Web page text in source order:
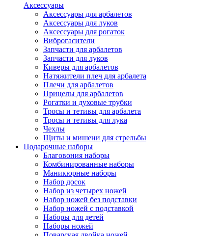
Аксессуары
Аксессуары для арбалетов
Аксессуары для луков
Аксессуары для рогаток
Виброгасители
Запчасти для арбалетов
Запчасти для луков
Киверы для арбалетов
Натяжители плеч для арбалета
Плечи для арбалетов
Прицелы для арбалетов
Рогатки и духовые трубки
Тросы и тетивы для арбалета
Тросы и тетивы для лука
Чехлы
Щиты и мишени для стрельбы
Подарочные наборы
Благовония наборы
Комбинированные наборы
Маникюрные наборы
Набор досок
Набор из четырех ножей
Набор ножей без подставки
Набор ножей с подставкой
Наборы для детей
Наборы ножей